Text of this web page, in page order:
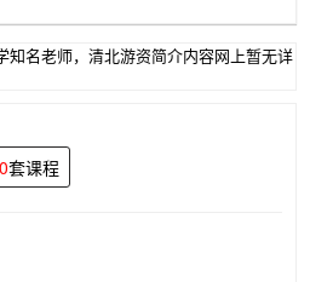
知名老师，清北游资简介内容网上暂无详
0套课程